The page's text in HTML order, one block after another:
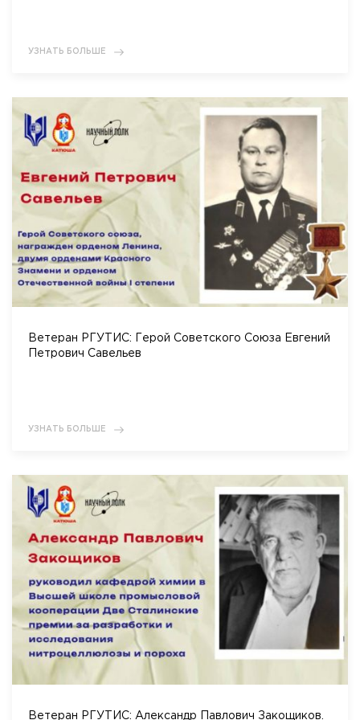
УЗНАТЬ БОЛЬШЕ
Ветеран РГУТИС: Герой Советского Союза Евгений
Петрович Савельев
УЗНАТЬ БОЛЬШЕ
Ветеран РГУТИС: Александр Павлович Закощиков.